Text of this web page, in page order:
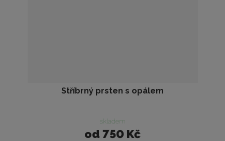
Stříbrný prsten s opálem
skladem
od 750 Kč